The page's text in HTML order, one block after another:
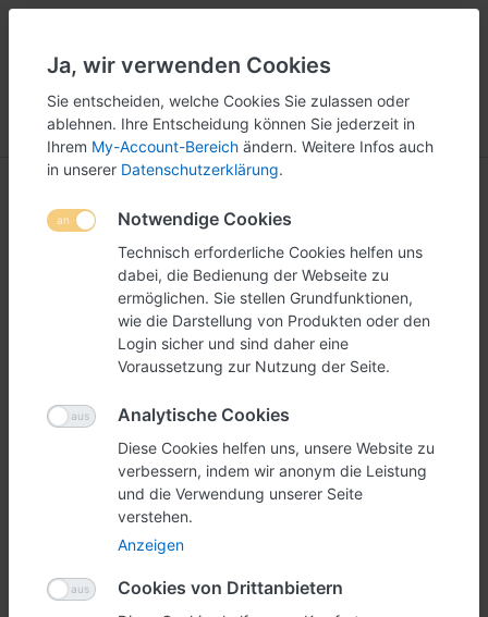
Menü Anmelden Vergleichen Wunschliste Warenkorb
Ja, wir verwenden Cookies
Sie entscheiden, welche Cookies Sie zulassen oder
ablehnen. Ihre Entscheidung können Sie jederzeit in
Ihrem My-Account-Bereich ändern. Weitere Infos auch
in unserer Datenschutzerklärung.
Notwendige Cookies
Technisch erforderliche Cookies helfen uns
dabei, die Bedienung der Webseite zu
ermöglichen. Sie stellen Grundfunktionen,
wie die Darstellung von Produkten oder den
Login sicher und sind daher eine
Voraussetzung zur Nutzung der Seite.
Analytische Cookies
Diese Cookies helfen uns, unsere Website zu
verbessern, indem wir anonym die Leistung
und die Verwendung unserer Seite
verstehen.
Anzeigen
Cookies von Drittanbietern